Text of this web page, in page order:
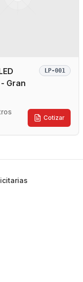
Gran
LP-001
Cotizar